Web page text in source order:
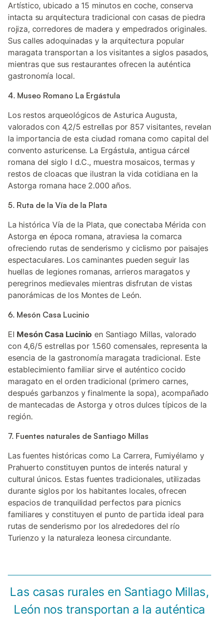
Artístico, ubicado a 15 minutos en coche, conserva
intacta su arquitectura tradicional con casas de piedra
rojiza, corredores de madera y empedrados originales.
Sus calles adoquinadas y la arquitectura popular
maragata transportan a los visitantes a siglos pasados,
mientras que sus restaurantes ofrecen la auténtica
gastronomía local.
4. Museo Romano La Ergástula
Los restos arqueológicos de Asturica Augusta,
valorados con 4,2/5 estrellas por 857 visitantes, revelan
la importancia de esta ciudad romana como capital del
convento asturicense. La Ergástula, antigua cárcel
romana del siglo I d.C., muestra mosaicos, termas y
restos de cloacas que ilustran la vida cotidiana en la
Astorga romana hace 2.000 años.
5. Ruta de la Vía de la Plata
La histórica Vía de la Plata, que conectaba Mérida con
Astorga en época romana, atraviesa la comarca
ofreciendo rutas de senderismo y ciclismo por paisajes
espectaculares. Los caminantes pueden seguir las
huellas de legiones romanas, arrieros maragatos y
peregrinos medievales mientras disfrutan de vistas
panorámicas de los Montes de León.
6. Mesón Casa Lucinio
El Mesón Casa Lucinio en Santiago Millas, valorado
con 4,6/5 estrellas por 1.560 comensales, representa la
esencia de la gastronomía maragata tradicional. Este
establecimiento familiar sirve el auténtico cocido
maragato en el orden tradicional (primero carnes,
después garbanzos y finalmente la sopa), acompañado
de mantecadas de Astorga y otros dulces típicos de la
región.
7. Fuentes naturales de Santiago Millas
Las fuentes históricas como La Carrera, Fumiyélamo y
Prahuerto constituyen puntos de interés natural y
cultural únicos. Estas fuentes tradicionales, utilizadas
durante siglos por los habitantes locales, ofrecen
espacios de tranquilidad perfectos para picnics
familiares y constituyen el punto de partida ideal para
rutas de senderismo por los alrededores del río
Turienzo y la naturaleza leonesa circundante.
Las casas rurales en Santiago Millas,
León nos transportan a la auténtica